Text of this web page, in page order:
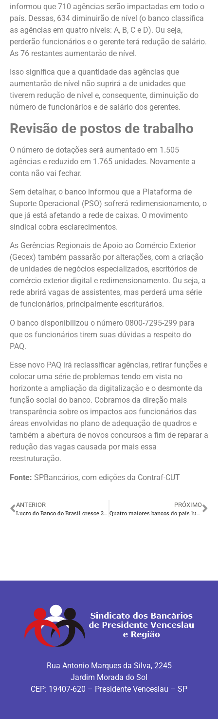
informou que 710 agências serão impactadas em todo o
país. Dessas, 634 diminuirão de nível (o banco classifica
as agências em quatro níveis: A, B, C e D). Ou seja,
perderão funcionários e o gerente terá redução de salário.
As 76 restantes aumentarão de nível.
Isso significa que a quantidade das agências que
aumentarão de nível não suprirá a de unidades que
tiverem redução de nível e, consequente, diminuição do
número de funcionários e de salário dos gerentes.
Revisão de postos de trabalho
O número de dotações será aumentado em 1.505
agências e reduzido em 1.765 unidades. Novamente a
conta não vai fechar.
Sem detalhar, o banco informou que a Plataforma de
Suporte Operacional (PSO) sofrerá redimensionamento, o
que já está afetando a rede de caixas. O movimento
sindical cobra esclarecimentos.
As Gerências Regionais de Apoio ao Comércio Exterior
(Gecex) também passarão por alterações, com a criação
de unidades de negócios especializados, escritórios de
comércio exterior digital e redimensionamento. Ou seja, a
rede abrirá vagas de assistentes, mas perderá uma série
de funcionários, principalmente escriturários.
O banco disponibilizou o número 0800-7295-299 para
que os funcionários tirem suas dúvidas a respeito do
PAQ.
Esse novo PAQ irá reclassificar agências, retirar funções e
colocar uma série de problemas tendo em vista no
horizonte a ampliação da digitalização e o desmonte da
função social do banco. Cobramos da direção mais
transparência sobre os impactos aos funcionários das
áreas envolvidas no plano de adequação de quadros e
também a abertura de novos concursos a fim de reparar a
redução das vagas causada por mais essa
reestruturação.
Fonte: SPBancários, com edições da Contraf-CUT
ANTERIOR
PRÓXIMO
Rua Antonio Marques da Silva, 2245
Jardim Morada do Sol
CEP: 19407-620 – Presidente Venceslau – SP